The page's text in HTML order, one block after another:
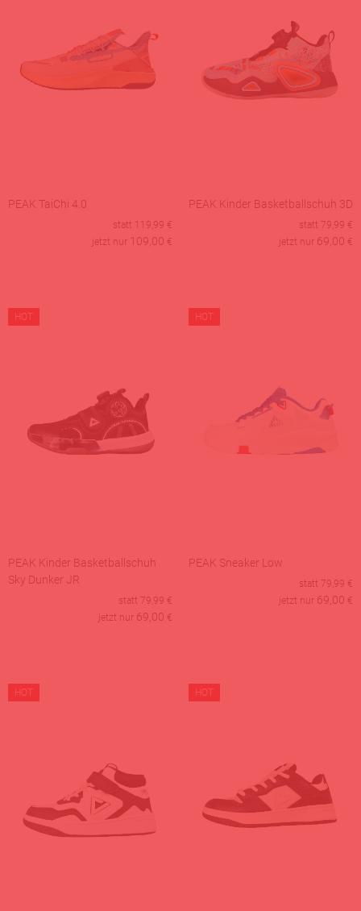
PEAK TaiChi 4.0
statt 119,99 €
jetzt nur 109,00 €
PEAK Kinder Basketballschuh 3D
statt 79,99 €
jetzt nur 69,00 €
HOT
PEAK Kinder Basketballschuh
Sky Dunker JR
statt 79,99 €
jetzt nur 69,00 €
HOT
PEAK Sneaker Low
statt 79,99 €
jetzt nur 69,00 €
HOT HOT